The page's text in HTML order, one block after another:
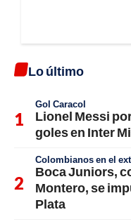
Lo último
Gol Caracol
Lionel Messi
goles en Inter
Colombianos en el
Boca Juniors,
Montero, se
Plata